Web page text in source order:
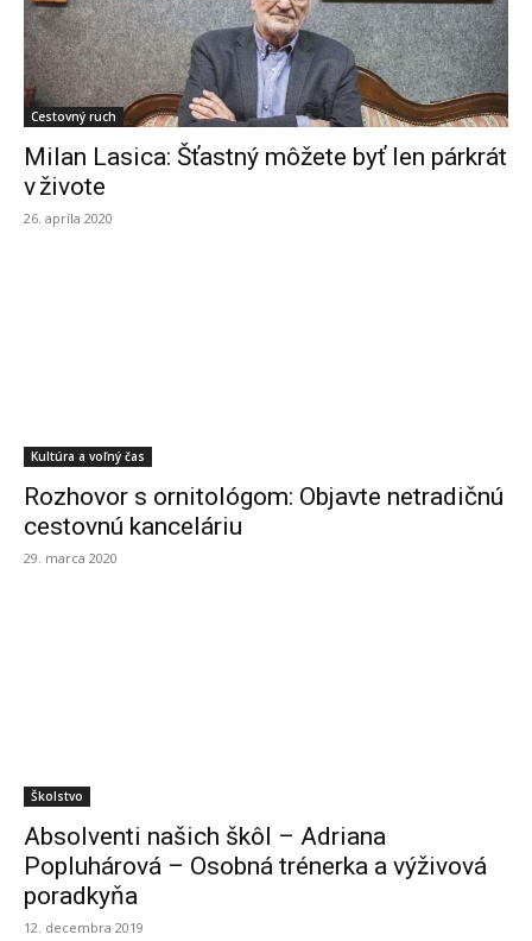
Cestovný ruch
Milan Lasica: Šťastný môžete byť len párkrát
v živote
26. apríla 2020
Kultúra a voľný čas
Rozhovor s ornitológom: Objavte netradičnú
cestovnú kanceláriu
29. marca 2020
Školstvo
Absolventi našich škôl – Adriana
Popluhárová – Osobná trénerka a výživová
poradkyňa
12. decembra 2019